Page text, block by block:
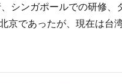
シンガポールでの研修、
京であったが、現在は台